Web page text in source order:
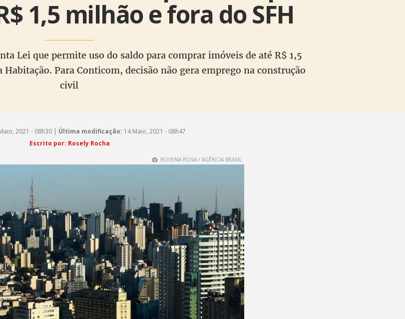
1,5 milhão e fora do SFH
Lei que permite uso do saldo para comprar imóveis de até R$ 1,5
Para Conticom, decisão não gera emprego na construção
civil
2021 - 08h30 | Última modificação: 14 Maio, 2021 - 08h47
Escrito por: Rosely Rocha
ROVENA ROSA / AGÊNCIA BRASIL